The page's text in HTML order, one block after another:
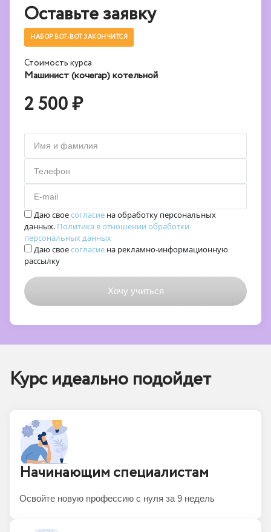
Оставьте заявку
НАБОР ВОТ-ВОТ ЗАКОНЧИТСЯ
Стоимость курса
Машинист (кочегар) котельной
2 500 ₽
Имя и фамилия
Телефон
E-mail
Даю своесогласие на обработку персональных
данных. Политика в отношении обработки
персональных данных
Даю своесогласие на рекламно-информационную
рассылку
Курс идеально подойдет
Начинающим специалистам
Освойте новую профессию с нуля за 9 недель